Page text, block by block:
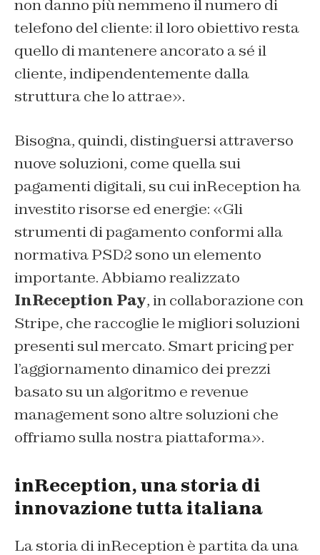
non danno più nemmeno il numero di
telefono del cliente: il loro obiettivo resta
quello di mantenere ancorato a sé il
cliente, indipendentemente dalla
struttura che lo attrae».
Bisogna, quindi, distinguersi attraverso
nuove soluzioni, come quella sui
pagamenti digitali, su cui inReception ha
investito risorse ed energie: «Gli
strumenti di pagamento conformi alla
normativa PSD2 sono un elemento
importante. Abbiamo realizzato
InReception Pay, in collaborazione con
Stripe, che raccoglie le migliori soluzioni
presenti sul mercato. Smart pricing per
l’aggiornamento dinamico dei prezzi
basato su un algoritmo e revenue
management sono altre soluzioni che
offriamo sulla nostra piattaforma».
inReception, una storia di
innovazione tutta italiana
La storia di inReception è partita da una